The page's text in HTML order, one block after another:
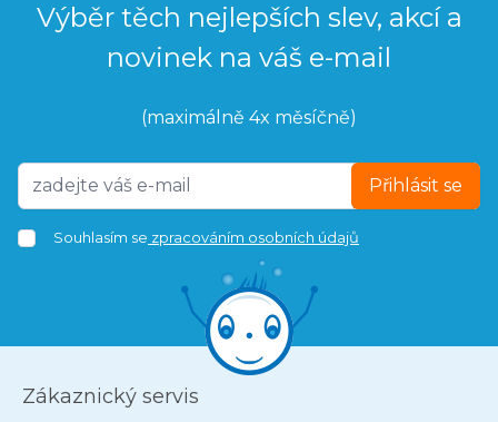
Výběr těch nejlepších slev, akcí a
novinek na váš e-mail
(maximálně 4x měsíčně)
Přihlásit se
Souhlasím se zpracováním osobních údajů
Zákaznický servis